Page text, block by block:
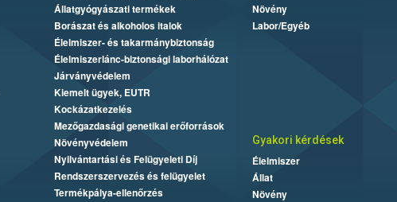
Állatgyógyászati termékek
Borászat és alkoholos italok
Élelmiszer- és takarmánybiztonság
Élelmiszerlánc-biztonsági laborhálózat
Járványvédelem
Kiemelt ügyek, EUTR
Kockázatkezelés
Mezőgazdasági genetikai erőforrások
Növényvédelem
Nyilvántartási és Felügyeleti Díj
Rendszerszervezés és felügyelet
Termékpálya-ellenőrzés
Növény
Labor/Egyéb
Gyakori kérdések
Élelmiszer
Állat
Növény